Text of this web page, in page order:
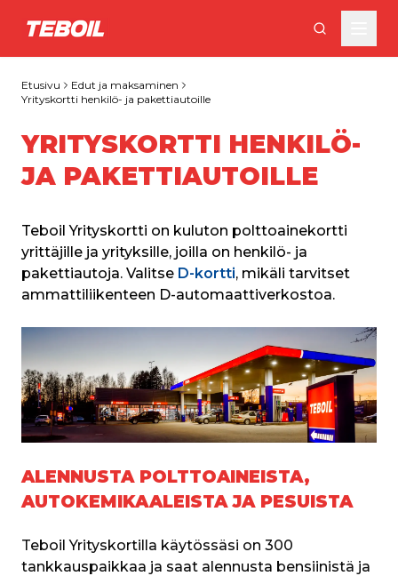
Siirry pääsisältöön
Etusivu
Edut ja maksaminen
Yrityskortti henkilö- ja pakettiautoille
YRITYSKORTTI HENKILÖ-
JA PAKETTIAUTOILLE
Teboil Yrityskortti on kuluton polttoainekortti
yrittäjille ja yrityksille, joilla on henkilö- ja
pakettiautoja. Valitse D-kortti, mikäli tarvitset
ammattiliikenteen D-automaattiverkostoa.
ALENNUSTA POLTTOAINEISTA,
AUTOKEMIKAALEISTA JA PESUISTA
Teboil Yrityskortilla käytössäsi on 300
tankkauspaikkaa ja saat alennusta bensiinistä ja